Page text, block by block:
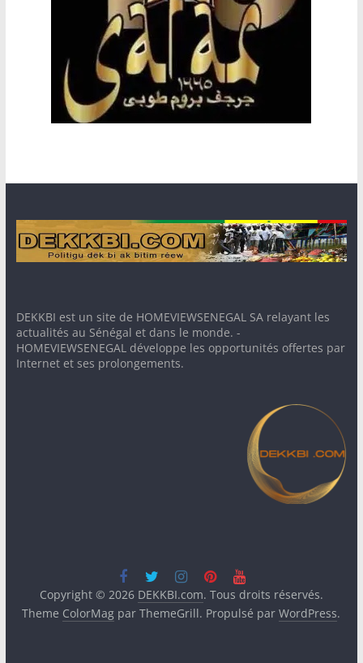
DEKKBI est un site de HOMEVIEWSENEGAL SA relayant les
actualités au Sénégal et dans le monde. -
HOMEVIEWSENEGAL développe les opportunités offertes par
Internet et ses prolongements.
Copyright © 2026 DEKKBI.com. Tous droits réservés.
Theme ColorMag par ThemeGrill. Propulsé parWordPress.